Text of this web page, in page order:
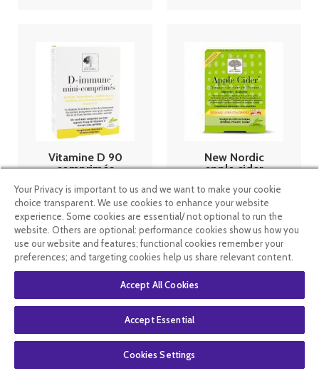
Vitamine D 90
comprimés
12.99 €
En stock
New Nordic
apple cider
Draineur 60
comprimés
23.90 €
En stock
Your Privacy is important to us and we want to make your cookie
choice transparent. We use cookies to enhance your website
experience. Some cookies are essential/ not optional to run the
website. Others are optional: performance cookies show us how you
use our website and features; functional cookies remember your
preferences; and targeting cookies help us share relevant content.
Accept All Cookies
Accept Essential
Cookies Settings